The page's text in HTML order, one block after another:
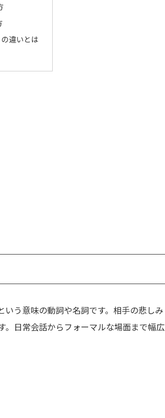
違いとは
う意味の動詞や名詞です。相手の悲しみ
。日常会話からフォーマルな場面まで幅広